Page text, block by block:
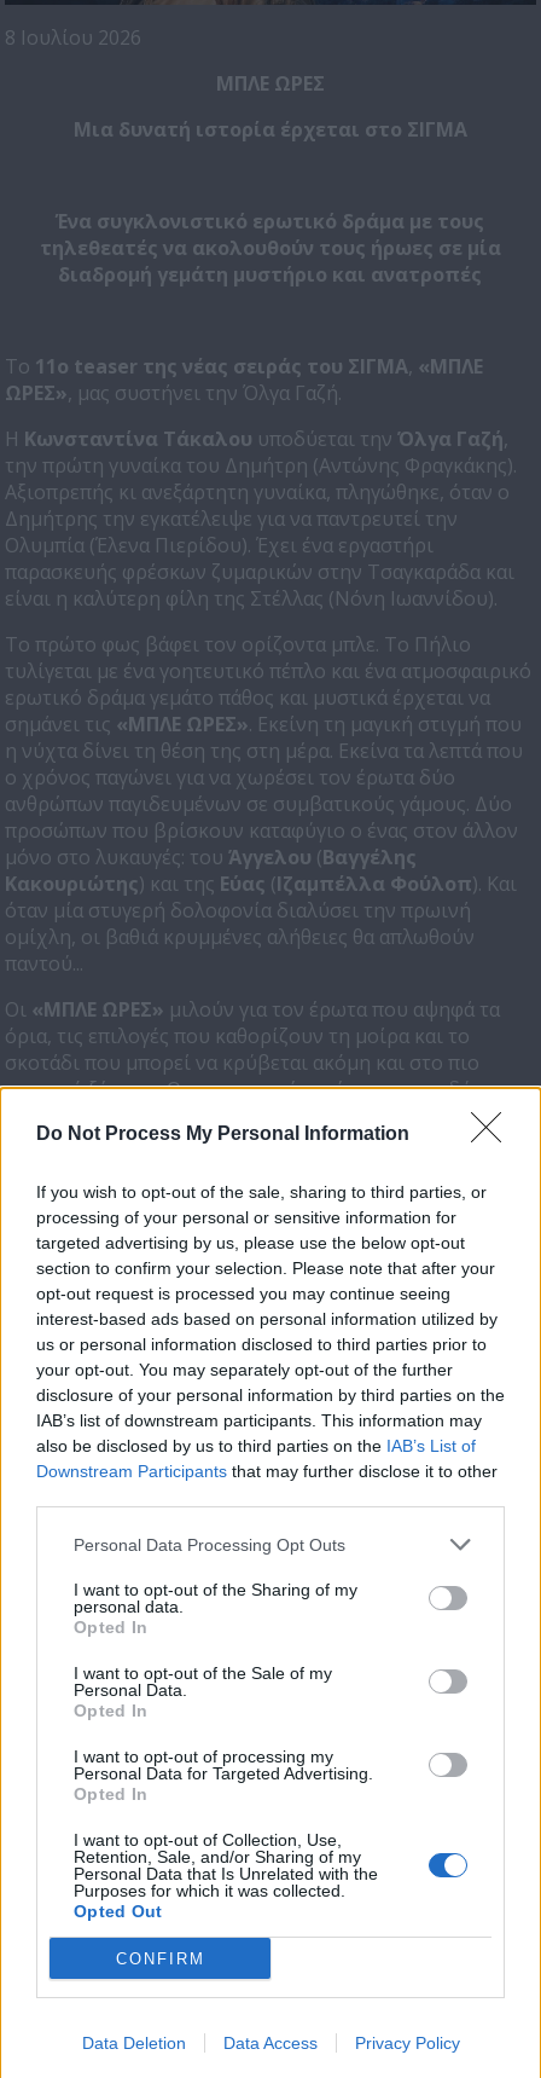
Do Not Process My Personal Information
If you wish to opt-out of the sale, sharing to third parties, or
processing of your personal or sensitive information for
targeted advertising by us, please use the below opt-out
section to confirm your selection. Please note that after your
opt-out request is processed you may continue seeing
interest-based ads based on personal information utilized by
us or personal information disclosed to third parties prior to
your opt-out. You may separately opt-out of the further
disclosure of your personal information by third parties on the
IAB’s list of downstream participants. This information may
also be disclosed by us to third parties on the IAB’s List of
Downstream Participants that may further disclose it to other
Personal Data Processing Opt Outs
I want to opt-out of the Sharing of my
personal data.
Opted In
I want to opt-out of the Sale of my
Personal Data.
Opted In
I want to opt-out of processing my
Personal Data for Targeted Advertising.
Opted In
I want to opt-out of Collection, Use,
Retention, Sale, and/or Sharing of my
Personal Data that Is Unrelated with the
Purposes for which it was collected.
Opted Out
CONFIRM
Data Deletion Data Access Privacy Policy
8 Ιουλίου 2026
ΜΠΛΕ ΩΡΕΣ
Μια δυνατή ιστορία έρχεται στο ΣΙΓΜΑ
Ένα συγκλονιστικό ερωτικό δράμα με τους
τηλεθεατές να ακολουθούν τους ήρωες σε μία
διαδρομή γεμάτη μυστήριο και ανατροπές
Το 11ο teaser της νέας σειράς του ΣΙΓΜΑ, «ΜΠΛΕ
ΩΡΕΣ», μας συστήνει την Όλγα Γαζή.
Η Κωνσταντίνα Τάκαλου υποδύεται τηνΌλγα Γαζή,
την πρώτη γυναίκα του Δημήτρη (Αντώνης Φραγκάκης).
Αξιοπρεπής κι ανεξάρτητη γυναίκα, πληγώθηκε, όταν ο
Δημήτρης την εγκατέλειψε για να παντρευτεί την
Ολυμπία (Έλενα Πιερίδου). Έχει ένα εργαστήρι
παρασκευής φρέσκων ζυμαρικών στην Τσαγκαράδα και
είναι η καλύτερη φίλη της Στέλλας (Νόνη Ιωαννίδου).
Το πρώτο φως βάφει τον ορίζοντα μπλε. Το Πήλιο
τυλίγεται με ένα γοητευτικό πέπλο και ένα ατμοσφαιρικό
ερωτικό δράμα γεμάτο πάθος και μυστικά έρχεται να
σημάνει τις «ΜΠΛΕ ΩΡΕΣ». Εκείνη τη μαγική στιγμή που
η νύχτα δίνει τη θέση της στη μέρα. Εκείνα τα λεπτά που
ο χρόνος παγώνει για να χωρέσει τον έρωτα δύο
ανθρώπων παγιδευμένων σε συμβατικούς γάμους. Δύο
προσώπων που βρίσκουν καταφύγιο ο ένας στον άλλον
μόνο στο λυκαυγές: τουΆγγελου (Βαγγέλης
Κακουριώτης) και της Εύας (Ιζαμπέλλα Φούλοπ). Και
όταν μία στυγερή δολοφονία διαλύσει την πρωινή
ομίχλη, οι βαθιά κρυμμένες αλήθειες θα απλωθούν
παντού...
Οι «ΜΠΛΕ ΩΡΕΣ» μιλούν για τον έρωτα που αψηφά τα
όρια, τις επιλογές που καθορίζουν τη μοίρα και το
σκοτάδι που μπορεί να κρύβεται ακόμη και στο πιο
φωτεινό ξέφωτο. Ο απαγορευμένος έρωτας των δύο
πρωταγωνιστών πλαισιώνεται από το μυστήριο μιας
δολοφονίας, τις σχέσεις δύο πλούσιων και δυνατών
μυστικά και τις συγκρούσεις των ηρώων, αλλά και τις
συναρπαστικές ιστορίες των χαρακτήρων που
αποτελούν τον κοινωνικό περίγυρο της περιοχής. Κι όλα
αυτά, με φόντο τη σαγηνευτική ομορφιά του βουνού των
Κενταύρων.
Η νέα δραματική σειρά τωνΑνδρέα Γεωργίου ,Κούλλη
ΝικολάουκαιΒάνας Δημητρίουέρχεται στονέο
πρόγραμμα του ΣΙΓΜΑ.
Το ταξίδι τους αρχίζει…
MpleOres
ΠΡΟΗΓΟΥΜΕΝΟ ΕΠΟΜΕΝΟ
ΤΕΛΕΥΤΑΙΑ ΝΕΑ